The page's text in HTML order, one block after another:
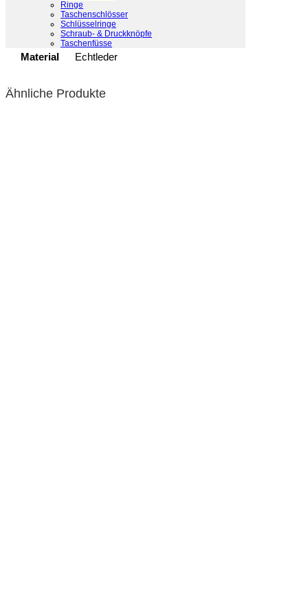
Ringe
Taschenschlösser
Schlüsselringe
Schraub- & Druckknöpfe
Taschenfüsse
Hersteller Lederstrumpf
Material Echtleder
Ähnliche Produkte